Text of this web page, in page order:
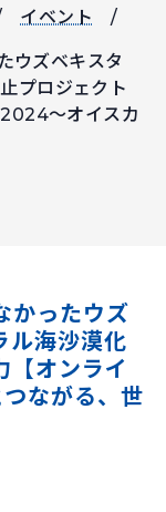
イベント
ウズベキスタ
プロジェクト
〜オイスカ
かったウズ
ル海沙漠化
【オンライ
ながる、世